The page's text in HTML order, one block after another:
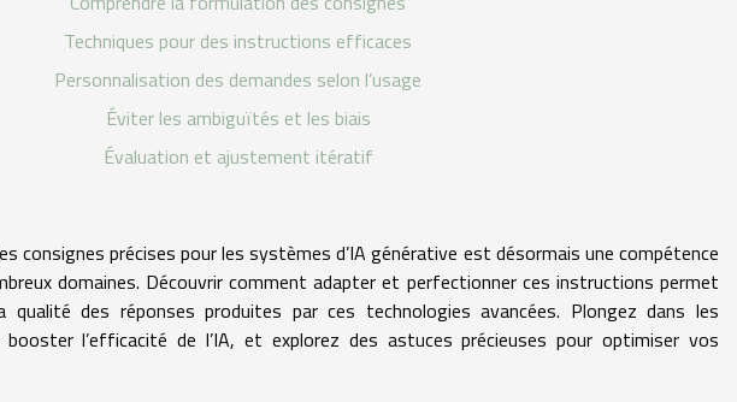
Techniques pour des instructions efficaces
Personnalisation des demandes selon l’usage
Éviter les ambiguïtés et les biais
Évaluation et ajustement itératif
consignes précises pour les systèmes d’IA générative est désormais une compétence
domaines. Découvrir comment adapter et perfectionner ces instructions permet
qualité des réponses produites par ces technologies avancées. Plongez dans les
l’efficacité de l’IA, et explorez des astuces précieuses pour optimiser vos